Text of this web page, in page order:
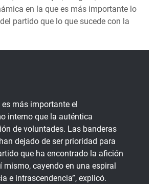
en la que es más importante lo
partido que lo que sucede con la
es más importante el
interno que la auténtica
de voluntades. Las banderas
dejado de ser prioridad para
que ha encontrado la afición
mismo, cayendo en una espiral
e intrascendencia”, explicó.